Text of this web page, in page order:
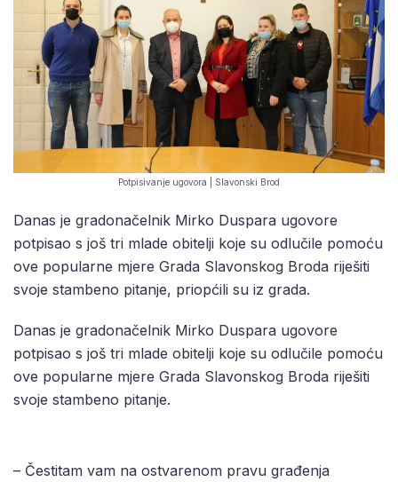
Potpisivanje ugovora | Slavonski Brod
Danas je gradonačelnik Mirko Duspara ugovore
potpisao s još tri mlade obitelji koje su odlučile pomoću
ove popularne mjere Grada Slavonskog Broda riješiti
svoje stambeno pitanje, priopćili su iz grada.
Danas je gradonačelnik Mirko Duspara ugovore
potpisao s još tri mlade obitelji koje su odlučile pomoću
ove popularne mjere Grada Slavonskog Broda riješiti
svoje stambeno pitanje.
– Čestitam vam na ostvarenom pravu građenja